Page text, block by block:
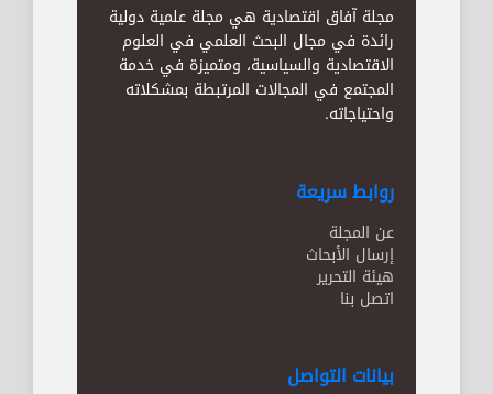
مجلة آفاق اقتصادية هي مجلة علمية دولية
رائدة في مجال البحث العلمي في العلوم
الاقتصادية والسياسية، ومتميزة في خدمة
المجتمع في المجالات المرتبطة بمشكلاته
واحتياجاته.
روابط سريعة
عن المجلة
إرسال الأبحاث
هيئة التحرير
اتصل بنا
بيانات التواصل